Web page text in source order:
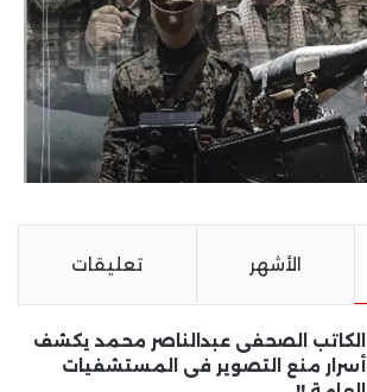
الأشهر تعليقات
الكاتب الصحفى عبدالناصر محمد يكشف
أسرار منع التصوير فى المستشفيات